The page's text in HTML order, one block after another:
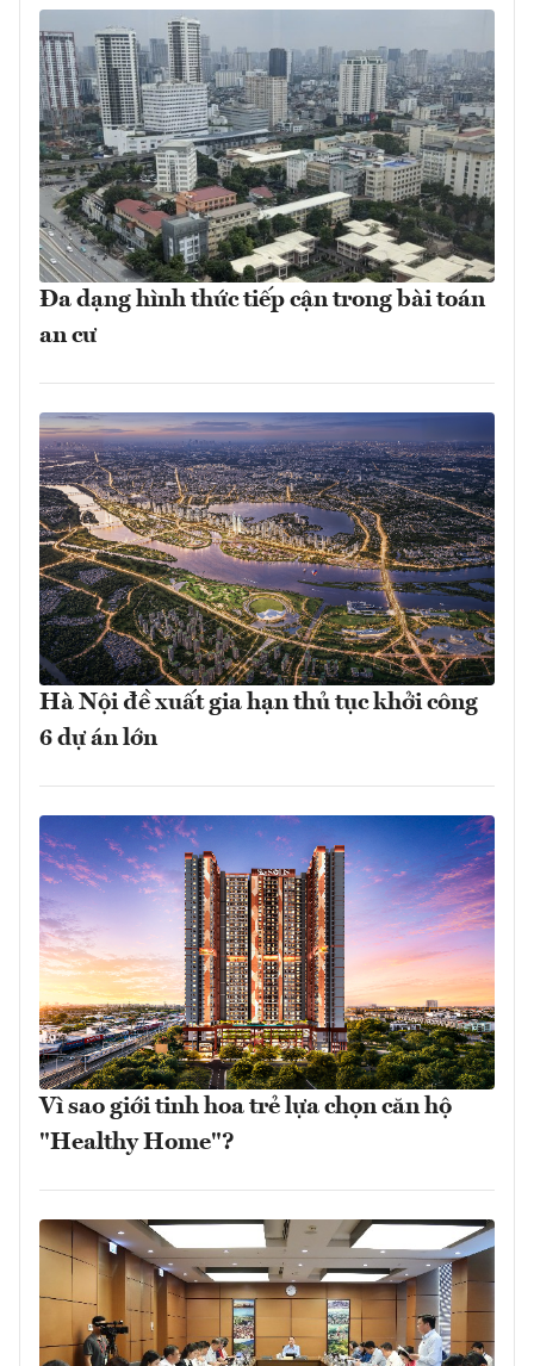
Đa dạng hình thức tiếp cận trong bài toán
an cư
Hà Nội đề xuất gia hạn thủ tục khởi công
6 dự án lớn
Vì sao giới tinh hoa trẻ lựa chọn căn hộ
"Healthy Home"?